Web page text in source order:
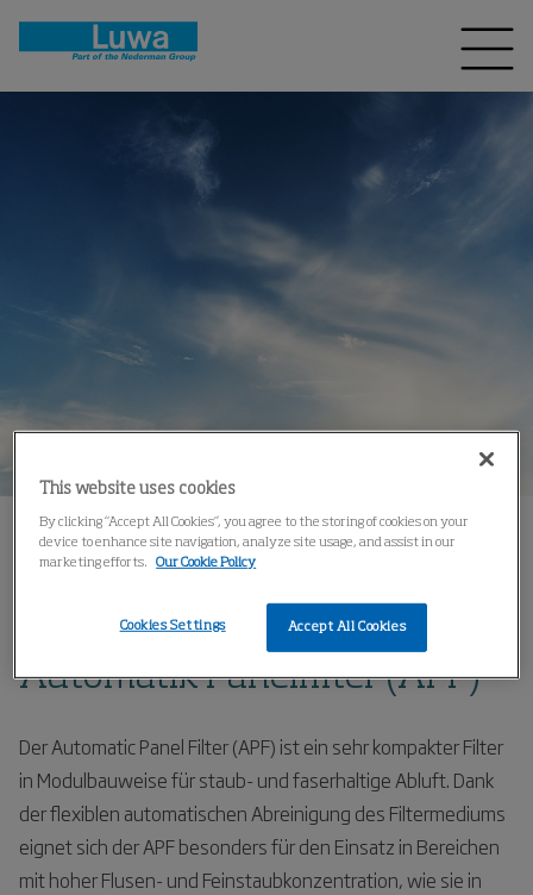
Home Produkte
Feinstaubabsaugung
Automatik Panelfilter (APF)
Der Automatic Panel Filter (APF) ist ein sehr kompakter Filter
in Modulbauweise für staub- und faserhaltige Abluft. Dank
der flexiblen automatischen Abreinigung des Filtermediums
eignet sich der APF besonders für den Einsatz in Bereichen
mit hoher Flusen- und Feinstaubkonzentration, wie sie in
This website uses cookies
By clicking “Accept All Cookies”, you agree to the storing of cookies on your
device to enhance site navigation, analyze site usage, and assist in our
marketing efforts.
Our Cookie Policy
Accept All Cookies
Cookies Settings